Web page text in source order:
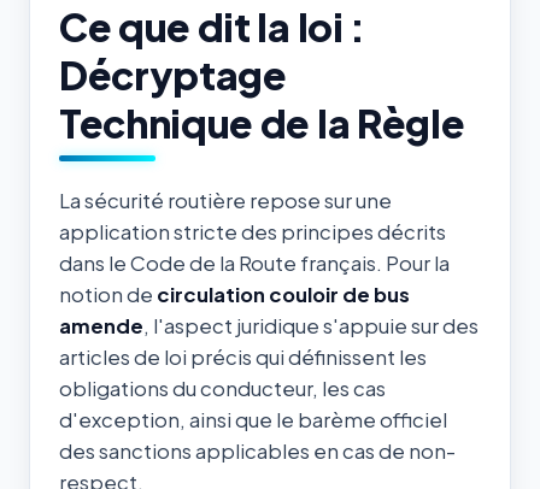
Ce que dit la loi :
Décryptage
Technique de la Règle
La sécurité routière repose sur une
application stricte des principes décrits
dans le Code de la Route français. Pour la
notion de circulation couloir de bus
amende, l'aspect juridique s'appuie sur des
articles de loi précis qui définissent les
obligations du conducteur, les cas
d'exception, ainsi que le barème officiel
des sanctions applicables en cas de non-
respect.